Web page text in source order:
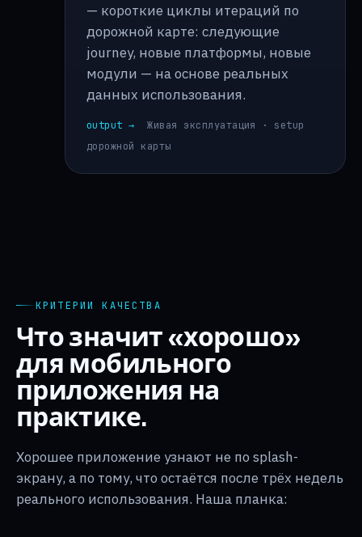
— короткие циклы итераций по
дорожной карте: следующие
journey, новые платформы, новые
модули — на основе реальных
данных использования.
output →
Живая эксплуатация · setup
дорожной карты
КРИТЕРИИ КАЧЕСТВА
Что значит «хорошо»
для мобильного
приложения на
практике.
Хорошее приложение узнают не по splash-
экрану, а по тому, что остаётся после трёх недель
реального использования. Наша планка: